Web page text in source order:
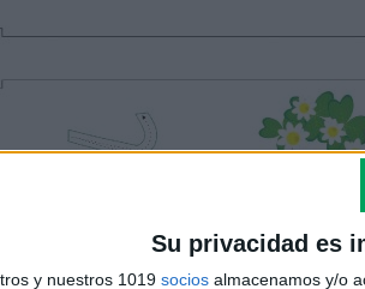
Su privacidad es
y nuestros 1019 socios almacenamos y/o